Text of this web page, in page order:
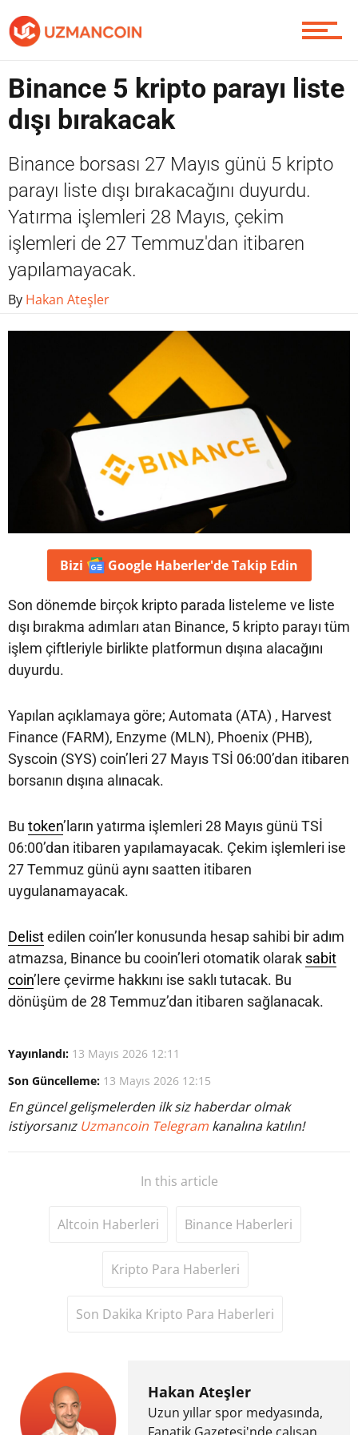
Yazarlardan
Piyasa
Soru Sor
Contact / İletişim
Binance 5 kripto parayı liste
dışı bırakacak
Binance borsası 27 Mayıs günü 5 kripto
parayı liste dışı bırakacağını duyurdu.
Yatırma işlemleri 28 Mayıs, çekim
işlemleri de 27 Temmuz'dan itibaren
yapılamayacak.
By Hakan Ateşler
Bizi Google Haberler'deTakip Edin
Son dönemde birçok kripto parada listeleme ve liste
dışı bırakma adımları atan Binance, 5 kripto parayı tüm
işlem çiftleriyle birlikte platformun dışına alacağını
duyurdu.
Yapılan açıklamaya göre; Automata (ATA) , Harvest
Finance (FARM), Enzyme (MLN), Phoenix (PHB),
Syscoin (SYS) coin’leri 27 Mayıs TSİ 06:00’dan itibaren
borsanın dışına alınacak.
Bu token’ların yatırma işlemleri 28 Mayıs günü TSİ
06:00’dan itibaren yapılamayacak. Çekim işlemleri ise
27 Temmuz günü aynı saatten itibaren
uygulanamayacak.
Delistedilen coin’ler konusunda hesap sahibi bir adım
atmazsa, Binance bu cooin’leri otomatik olarak sabit
coin’lere çevirme hakkını ise saklı tutacak. Bu
dönüşüm de 28 Temmuz’dan itibaren sağlanacak.
Yayınlandı: 13 Mayıs 2026 12:11
Son Güncelleme: 13 Mayıs 2026 12:15
En güncel gelişmelerden ilk siz haberdar olmak
istiyorsanız Uzmancoin Telegram kanalına katılın!
In this article
Altcoin Haberleri Binance Haberleri
Kripto Para Haberleri
Son Dakika Kripto Para Haberleri
Hakan Ateşler
Uzun yıllar spor medyasında,